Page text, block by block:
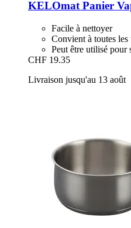
KELOmat Panier
Facile à nettoyer
Convient à toutes les
Peut être utilisé pour
CHF 19.35
Livraison jusqu'au 13 août